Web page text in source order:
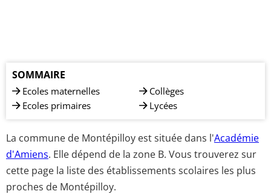
SOMMAIRE
Ecoles maternelles
Ecoles primaires
Collèges
Lycées
La commune de Montépilloy est située dans l'Académie
d'Amiens. Elle dépend de la zone B. Vous trouverez sur
cette page la liste des établissements scolaires les plus
proches de Montépilloy.